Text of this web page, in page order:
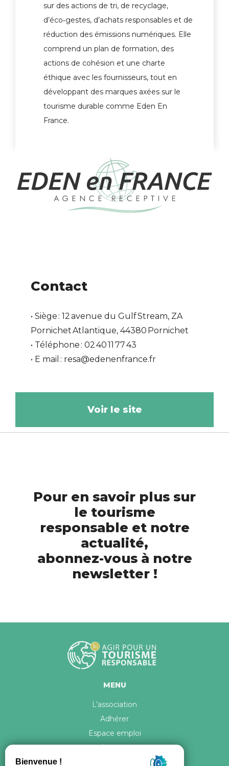
sur des actions de tri, de recyclage,
d’éco‑gestes, d’achats responsables et de
réduction des émissions numériques. Elle
comprend un plan de formation, des
actions de cohésion et une charte
éthique avec les fournisseurs, tout en
développant des marques axées sur le
tourisme durable comme Eden En
France.
Contact
• Siège : 12 avenue du Gulf Stream, ZA
Pornichet Atlantique, 44380 Pornichet
• Téléphone : 02 40 11 77 43
• E mail : resa@edenenfrance.fr
Voir le site
Pour en savoir plus sur
le tourisme
responsable et notre
actualité,
abonnez-vous à notre
newsletter !
MENU
L’association
Adhérer
Espace emploi
Contact